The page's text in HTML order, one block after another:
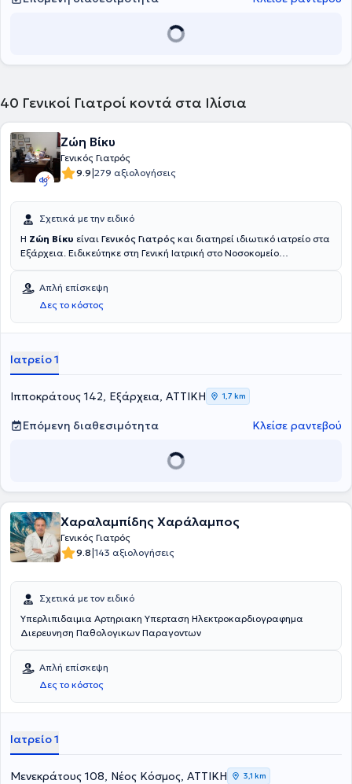
40 Γενικοί Γιατροί κοντά στα Ιλίσια
Ζώη Βίκυ
Γενικός Γιατρός
9.9|279 αξιολογήσεις
Σχετικά με την ειδικό
Η Ζώη Βίκυ είναι Γενικός Γιατρός και διατηρεί ιδιωτικό ιατρείο στα
Εξάρχεια. Ειδικεύτηκε στη Γενική Ιατρική στο Νοσοκομείο
Σακχαρώδη Διαβήτη στη Διαιτολογική Εταιρεία Βορείου Ελλάδος
(Δ.Ε.Β.Ε). Ακόμη, έχει πραγματοποιήσει μεταπτυχιακές σπουδές στη
Δημόσια Υγεία στη Εθνική Σχολή Δημόσιας Υγείας και εκπαίδευση
στην Επείγουσα Ιατρική από το Εθνικό Κέντρο Άμεσης Βοήθειας.
Απλή επίσκεψη
Δες το κόστος
Ιατρείο 1
Ιπποκράτους 142, Εξάρχεια, ΑΤΤΙΚΗ 1,7 km
Επόμενη διαθεσιμότητα Κλείσε ραντεβού
Χαραλαμπίδης Χαράλαμπος
Γενικός Γιατρός
9.8|143 αξιολογήσεις
Σχετικά με τον ειδικό
Υπερλιπιδαιμια Αρτηριακη Υπερταση Ηλεκτροκαρδιογραφημα
Διερευνηση Παθολογικων Παραγοντων
Απλή επίσκεψη
Δες το κόστος
Ιατρείο 1
Μενεκράτους 108, Νέος Κόσμος, ΑΤΤΙΚΗ 3,1 km